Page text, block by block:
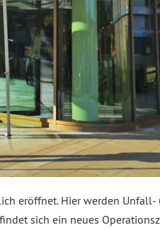
eröffnet. Hier werden
sich ein neues